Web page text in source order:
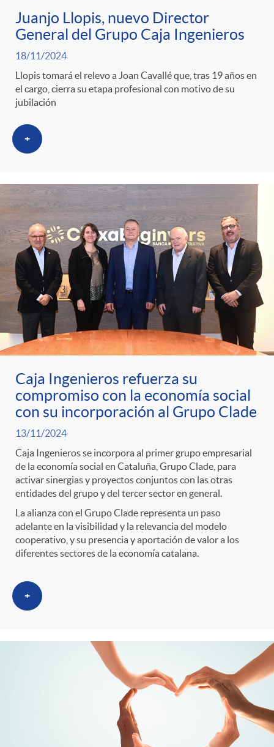
Juanjo Llopis, nuevo Director
General del Grupo Caja Ingenieros
18/11/2024
Llopis tomará el relevo a Joan Cavallé que, tras 19 años en
el cargo, cierra su etapa profesional con motivo de su
jubilación
+
Caja Ingenieros refuerza su
compromiso con la economía social
con su incorporación al Grupo Clade
13/11/2024
Caja Ingenieros se incorpora al primer grupo empresarial
de la economía social en Cataluña, Grupo Clade, para
activar sinergias y proyectos conjuntos con las otras
entidades del grupo y del tercer sector en general.
La alianza con el Grupo Clade representa un paso
adelante en la visibilidad y la relevancia del modelo
cooperativo, y su presencia y aportación de valor a los
diferentes sectores de la economía catalana.
+